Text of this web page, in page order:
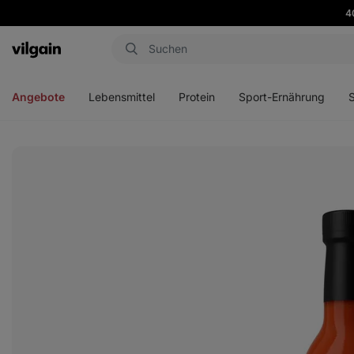
Aktin
Angebote Lebensmittel Protein Sport-Ernährung